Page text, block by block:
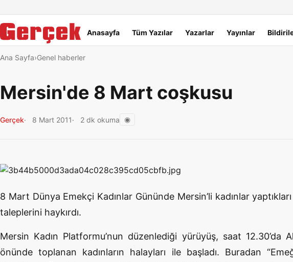
Ana menü
Anasayfa Tüm Yazılar Yazarlar Yayınlar
Ana Sayfa Genel haberler
Mersin'de 8 Mart coşkusu
Gerçek 8 Mart 2011 2 dk okuma ◉
8 Mart Dünya Emekçi Kadınlar Gününde Mersin’li kadınlar
taleplerini haykırdı.
Mersin Kadın Platformu’nun düzenlediği yürüyüş, saat 12.30’da
önünde toplanan kadınların halayları ile başladı. Buradan